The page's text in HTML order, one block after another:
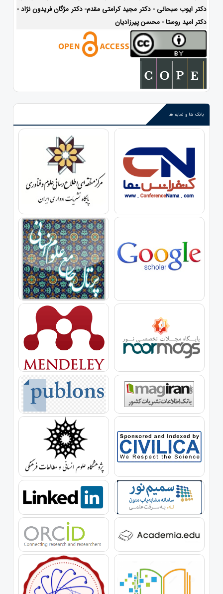
دکتر ایوب سبحانی - دکتر مجید کرامتی مقدم- دکتر مژگان فریدون نژاد -
دکتر امید روستا - محسن پیرزادیان
بانک ها و نمایه ها